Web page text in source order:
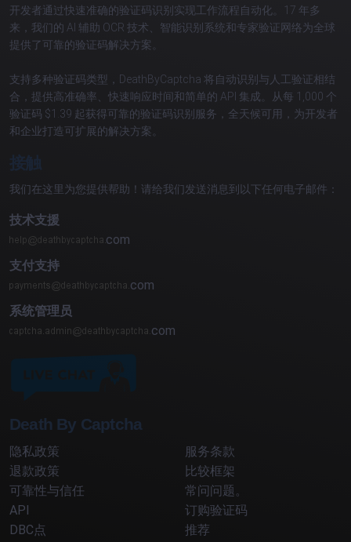
开发者通过快速准确的验证码识别实现工作流程自动化。17 年多
来，我们的 AI 辅助 OCR 技术、智能识别系统和专家验证网络为全球
提供了可靠的验证码解决方案。
支持多种验证码类型，DeathByCaptcha 将自动识别与人工验证相结
合，提供高准确率、快速响应时间和简单的 API 集成。从每 1,000 个
验证码 $1.39 起获得可靠的验证码识别服务，全天候可用，为开发者
和企业打造可扩展的解决方案。
接触
我们在这里为您提供帮助！请给我们发送消息到以下任何电子邮件：
技术支援
com
支付支持
com
系统管理员
com
Death By Captcha
隐私政策
服务条款
退款政策
比较框架
可靠性与信任
常问问题。
API
订购验证码
DBC点
推荐